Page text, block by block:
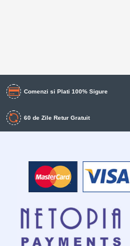
Comenzi si Plati 100% Sigure
60 de Zile Retur Gratuit